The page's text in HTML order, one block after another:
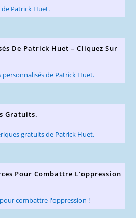
De Patrick Huet – Cliquez Sur
Gratuits.
Pour Combattre L’oppression